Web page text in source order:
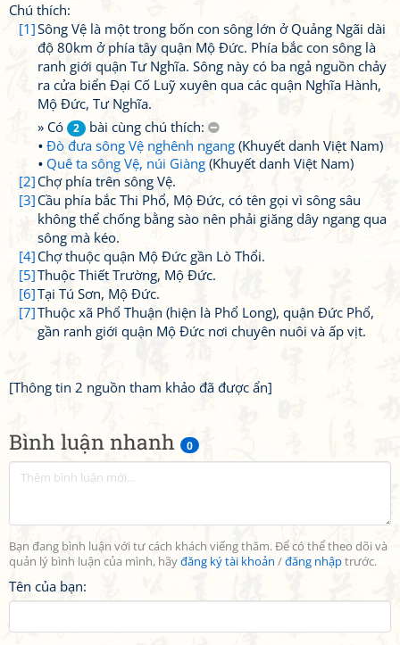
Bình luận nhanh 0
Bạn đang bình luận với tư cách khách viếng thăm. Để có thể theo dõi và
quản lý bình luận của mình, hãyđăng ký tài khoản /đăng nhậptrước.
Tên của bạn:
Chú thích:
[1]Sông Vệ là một trong bốn con sông lớn ở Quảng Ngãi dài
độ 80km ở phía tây quận Mộ Đức. Phía bắc con sông là
ranh giới quận Tư Nghĩa. Sông này có ba ngả nguồn chảy
ra cửa biển Đại Cố Luỹ xuyên qua các quận Nghĩa Hành,
Mộ Đức, Tư Nghĩa.
» Có
2
bài cùng chú thích:
Đò đưa sông Vệ nghênh ngang (Khuyết danh Việt Nam)
Quê ta sông Vệ, núi Giàng (Khuyết danh Việt Nam)
[2] Chợ phía trên sông Vệ.
[3] Cầu phía bắc Thi Phổ, Mộ Đức, có tên gọi vì sông sâu
không thể chống bằng sào nên phải giăng dây ngang qua
sông mà kéo.
[4] Chợ thuộc quận Mộ Đức gần Lò Thổi.
[5]Thuộc Thiết Trường, Mộ Đức.
[6]Tại Tú Sơn, Mộ Đức.
[7]Thuộc xã Phổ Thuận (hiện là Phổ Long), quận Đức Phổ,
gần ranh giới quận Mộ Đức nơi chuyên nuôi và ấp vịt.
[Thông tin 2 nguồn tham khảo đã được ẩn]